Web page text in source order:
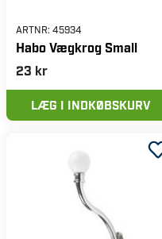
ARTNR: 45934
Habo Vægkrog Small
23 kr
LÆG I INDKØBSKURV